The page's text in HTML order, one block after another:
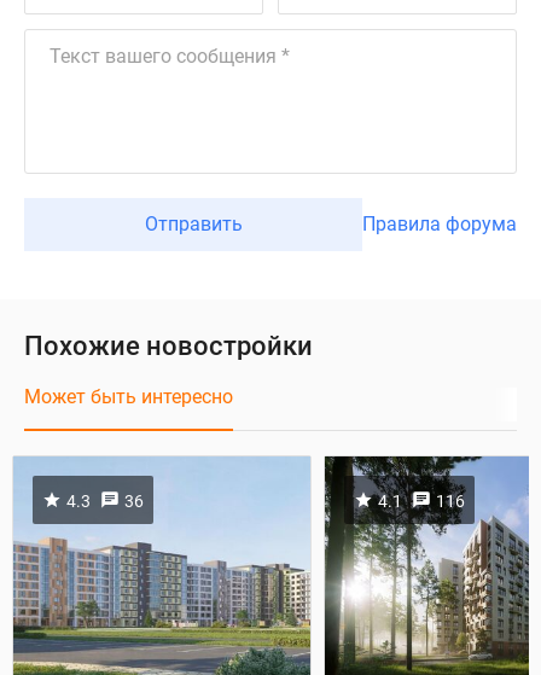
Отправить Правила форума
Похожие новостройки
Может быть интересно
4.3 36 4.1 116